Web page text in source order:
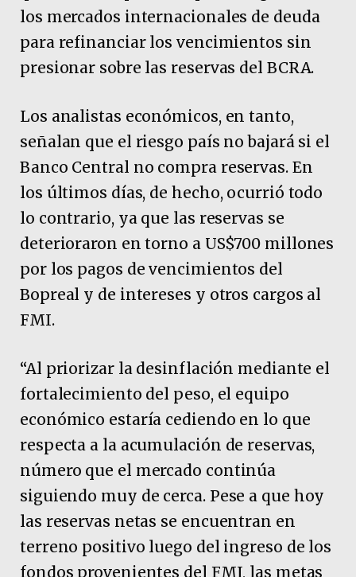
los mercados internacionales de deuda
para refinanciar los vencimientos sin
presionar sobre las reservas del BCRA.
Los analistas económicos, en tanto,
señalan que el riesgo país no bajará si el
Banco Central no compra reservas. En
los últimos días, de hecho, ocurrió todo
lo contrario, ya que las reservas se
deterioraron en torno a US$700 millones
por los pagos de vencimientos del
Bopreal y de intereses y otros cargos al
FMI.
“Al priorizar la desinflación mediante el
fortalecimiento del peso, el equipo
económico estaría cediendo en lo que
respecta a la acumulación de reservas,
número que el mercado continúa
siguiendo muy de cerca. Pese a que hoy
las reservas netas se encuentran en
terreno positivo luego del ingreso de los
fondos provenientes del FMI, las metas